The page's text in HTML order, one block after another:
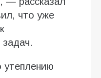
что уже
утеплению